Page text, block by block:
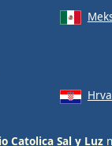
Catolica Sal y Luz